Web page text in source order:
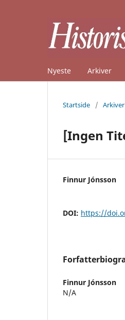
Nyeste Arkiver
Startside / Arkiver
[Ingen
Finnur Jónsson
DOI: https://
Finnur Jónsson
N/A